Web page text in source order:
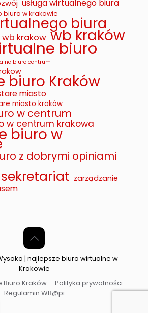
usługa wirtualnego biura
biura w krakowie biura
wb krakow wb kraków
biuro
biuro centrum
biuro Kraków
miasto
miasto kraków
w centrum
w centrum krakowa
biuro w
z dobrymi opiniami
zarządzanie
| najlepsze biuro wirtualne w
Krakowie
Biuro Kraków
Polityka prywatności
Regulamin WB@pi